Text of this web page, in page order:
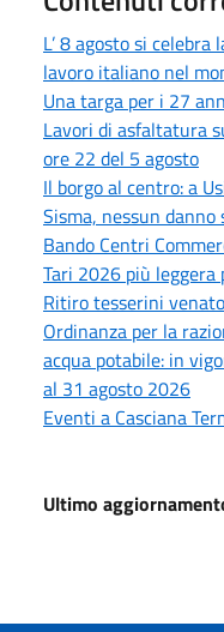
L’ 8 agosto si
lavoro italiano nel
Una targa per i 27
Lavori di asfaltatura
ore 22 del 5 agosto
Il borgo al centro: a
Sisma, nessun
Bando Centri
Tari 2026 più
Ritiro tesserini
Ordinanza per la
acqua potabile: in
al 31 agosto 2026
Eventi a Casciana
Ultimo